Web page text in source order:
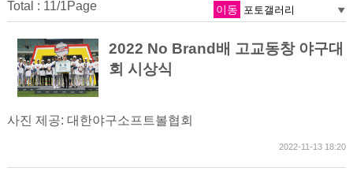
Total : 11/1Page 이동
2022 No Brand배 고교동창 야구대
회 시상식
사진 제공: 대한야구소프트볼협회
2022-11-13 18:20